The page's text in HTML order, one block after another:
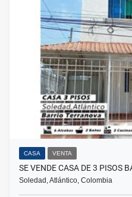
CASA VENTA
SE VENDE CASA DE 3 PISOS
Soledad, Atlántico, Colombia